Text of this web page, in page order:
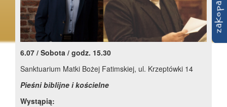
6.07 / Sobota / godz. 15.30
Sanktuarium Matki Bożej Fatimskiej, ul. Krzeptówki 14
Pieśni biblijne i kościelne
Wystąpią: